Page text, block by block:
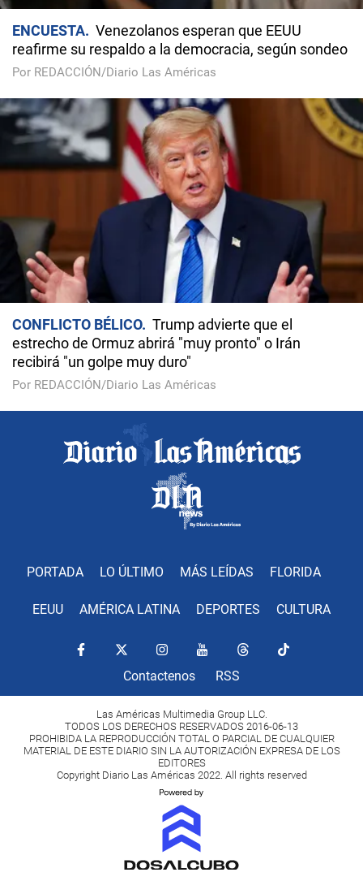
ENCUESTA
Venezolanos esperan que EEUU
reafirme su respaldo a la democracia, según sondeo
Por REDACCIÓN/Diario Las Américas
CONFLICTO BÉLICO
Trump advierte que el
estrecho de Ormuz abrirá "muy pronto" o Irán
recibirá "un golpe muy duro"
Por REDACCIÓN/Diario Las Américas
PORTADA LO ÚLTIMO MÁS LEÍDAS FLORIDA
EEUU AMÉRICA LATINA DEPORTES CULTURA
Contactenos RSS
Las Américas Multimedia Group LLC.
TODOS LOS DERECHOS RESERVADOS 2016-06-13
PROHIBIDA LA REPRODUCCIÓN TOTAL O PARCIAL DE CUALQUIER
MATERIAL DE ESTE DIARIO SIN LA AUTORIZACIÓN EXPRESA DE LOS
EDITORES
Copyright Diario Las Américas 2022. All rights reserved